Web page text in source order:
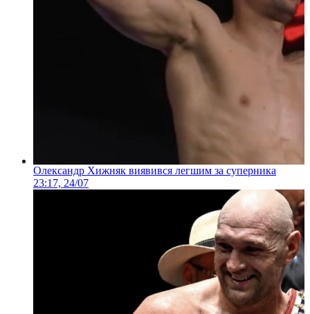
Олександр Хижняк виявився легшим за суперника
23:17, 24/07